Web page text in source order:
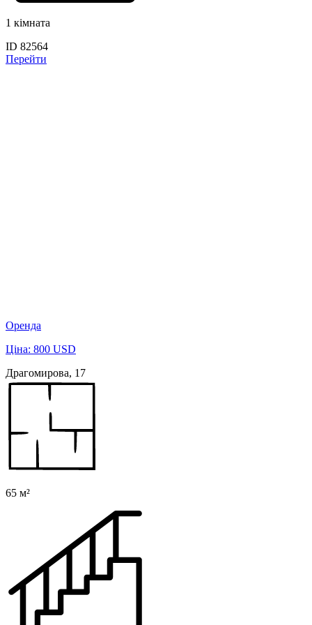
1 кімната
ID 82564
Перейти
Оренда
Ціна: 800 USD
Драгомирова, 17
65 м²